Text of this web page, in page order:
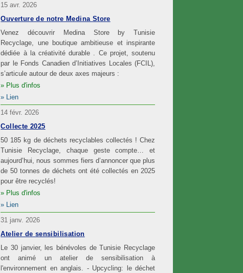
15 avr. 2026
Ouverture de notre Medina Store
Venez découvrir Medina Store by Tunisie
Recyclage, une boutique ambitieuse et inspirante
dédiée à la créativité durable . Ce projet, soutenu
par le Fonds Canadien d’Initiatives Locales (FCIL),
s’articule autour de deux axes majeurs :
Plus d'infos
Lien
14 févr. 2026
Collecte 2025
50 185 kg de déchets recyclables collectés ! Chez
Tunisie Recyclage, chaque geste compte… et
aujourd’hui, nous sommes fiers d’annoncer que plus
de 50 tonnes de déchets ont été collectés en 2025
pour être recyclés!
Plus d'infos
Lien
31 janv. 2026
Atelier de sensibilisation
Le 30 janvier, les bénévoles de Tunisie Recyclage
ont animé un atelier de sensibilisation à
l'environnement en anglais. - Upcycling: le déchet